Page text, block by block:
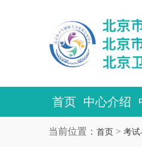
首页 中心介绍
当前位置： 首页> 考试